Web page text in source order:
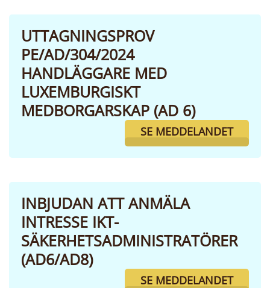
UTTAGNINGSPROV
PE/AD/304/2024
HANDLÄGGARE MED
LUXEMBURGISKT
MEDBORGARSKAP (AD 6)
SE MEDDELANDET
INBJUDAN ATT ANMÄLA
INTRESSE IKT-
SÄKERHETSADMINISTRATÖRER
(AD6/AD8)
SE MEDDELANDET